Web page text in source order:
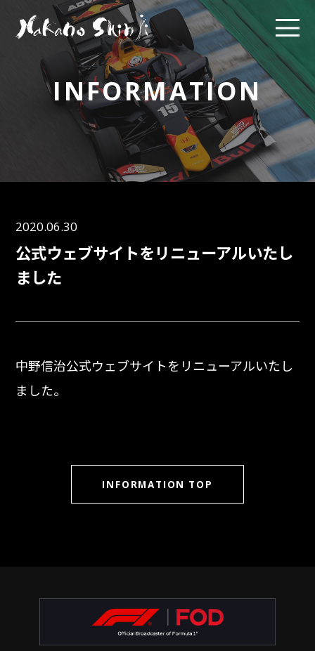
INFORMATION
2020.06.30
公式ウェブサイトをリニューアルいたし
ました
中野信治公式ウェブサイトをリニューアルいたし
ました。
INFORMATION TOP